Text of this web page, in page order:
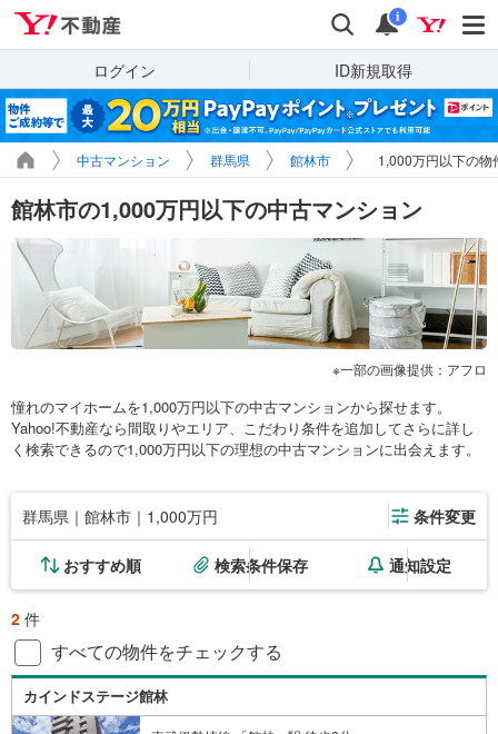
検索 通知
i
ログイン ID新規取得
中古マンション 群馬県 館林市 1,000万円以下の物
館林市の1,000万円以下の中古マンション
一部の画像提供：アフロ
憧れのマイホームを1,000万円以下の中古マンションから探せます。
Yahoo!不動産なら間取りやエリア、こだわり条件を追加してさらに詳し
く検索できるので1,000万円以下の理想の中古マンションに出会えます。
群馬県｜館林市｜1,000万円 条件変更
おすすめ順 検索条件保存 通知設定
2 件
すべての物件をチェックする
カインドステージ館林